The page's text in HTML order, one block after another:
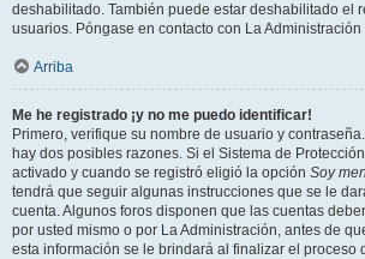
deshabilitado. También puede estar deshabilitado el
usuarios. Póngase en contacto con La Administración
Arriba
Me he registrado ¡y no me puedo identificar!
Primero, verifique su nombre de usuario y
hay dos posibles razones. Si el Sistema de
activado y cuando se registró eligió la opción Soy
tendrá que seguir algunas instrucciones que se le
cuenta. Algunos foros disponen que las cuentas
por usted mismo o por La Administración, antes de
esta información se le brindará al finalizar el proceso